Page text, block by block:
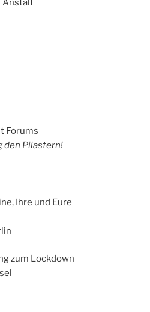
Anstalt
Forums
den Pilastern!
Ihre und Eure
zum Lockdown